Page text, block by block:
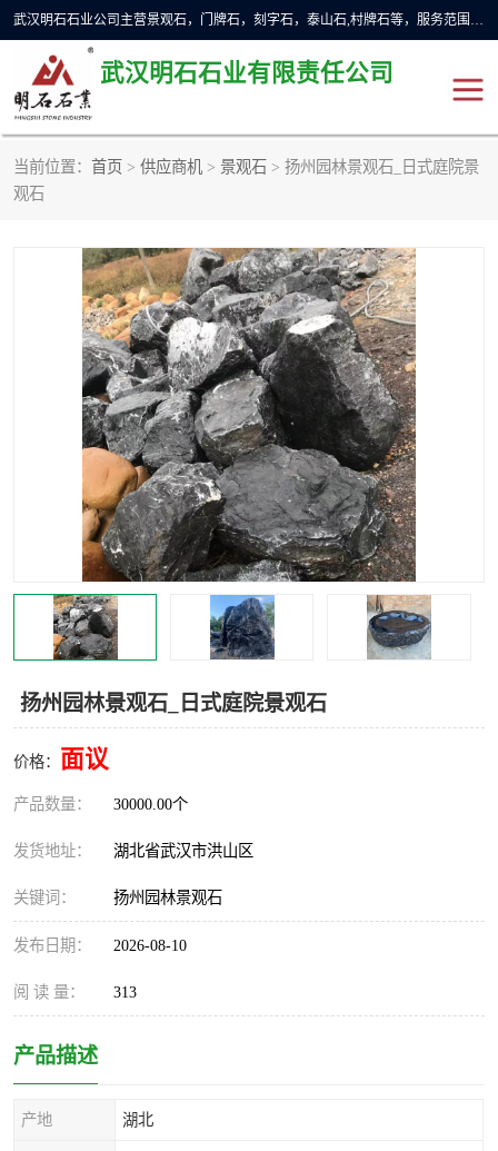
武汉明石石业公司主营景观石，门牌石，刻字石，泰山石,村牌石等，服务范围主要有：武汉，咸宁等地区。公司秉承敬业奉献、锐意创新的企业精神，从无到有，从小到大，以一种产业报国的创业精神，竭诚为客户提供服务，为社会设计财富。
武汉明石石业有限责任公司
当前位置： 首页 > 供应商机 > 景观石 > 扬州园林景观石_日式庭院景
观石
扬州园林景观石_日式庭院景观石
价格： 面议
产品数量： 30000.00个
发货地址： 湖北省武汉市洪山区
关键词： 扬州园林景观石
发布日期： 2026-08-10
阅 读 量： 313
产品描述
产地 湖北
景观石
门牌石 奠基石
黄蜡石 大型石雕
人物雕塑 异型石材
石雕狮子 刻字石